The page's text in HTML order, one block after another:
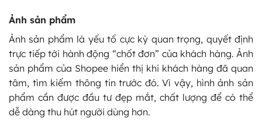
Ảnh sản phẩm
Ảnh sản phẩm là yếu tố cực kỳ quan trọng, quyết định
trực tiếp tới hành động “chốt đơn” của khách hàng. Ảnh
sản phẩm của Shopee hiển thị khi khách hàng đã quan
tâm, tìm kiếm thông tin trước đó. Vì vậy, hình ảnh sản
phẩm cần được đầu tư đẹp mắt, chất lượng để có thể
dễ dàng thu hút người dùng hơn.